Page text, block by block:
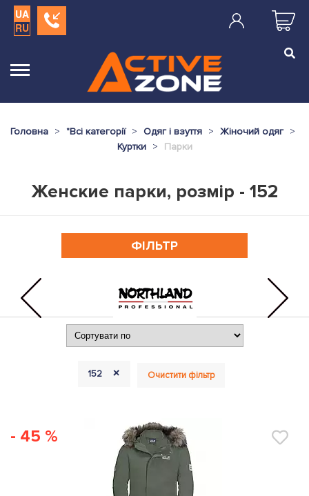
UA
RU
Головна "Всі категорії Одяг і взуття
Жіночий одяг
Куртки
Парки
Женские парки, розмір - 152
ФІЛЬТР
152 + Очистити фільтр
- 45 %